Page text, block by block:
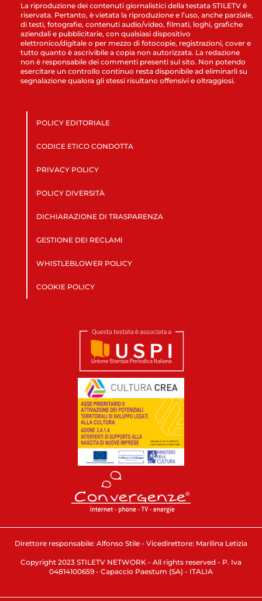
La riproduzione dei contenuti giornalistici della testata STILETV è
riservata. Pertanto, è vietata la riproduzione e l’uso, anche parziale,
di testi, fotografie, contenuti audio/video, filmati, loghi, grafiche
aziendali e pubblicitarie, con qualsiasi dispositivo
elettronico/digitale o per mezzo di fotocopie, registrazioni, cover e
tutto quanto è ascrivibile a copia non autorizzata. La redazione
non è responsabile dei commenti presenti sul sito. Non potendo
esercitare un controllo continuo resta disponibile ad eliminarli su
segnalazione qualora gli stessi risultano offensivi e oltraggiosi.
POLICY EDITORIALE
CODICE ETICO CONDOTTA
PRIVACY POLICY
POLICY DIVERSITÀ
DICHIARAZIONE DI TRASPARENZA
GESTIONE DEI RECLAMI
WHISTLEBLOWER POLICY
COOKIE POLICY
Direttore responsabile: Alfonso Stile - Vicedirettore: Marilina Letizia
Copyright 2023 STILETV NETWORK - All rights reserved - P. Iva
04814100659 - Capaccio Paestum (SA) - ITALIA